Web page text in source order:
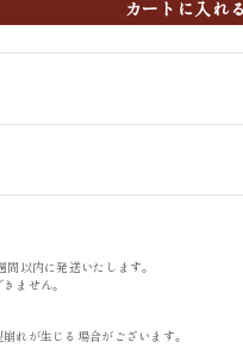
カートに入れ
間以内に発送いたします。
ません。
れが生じる場合がございます。